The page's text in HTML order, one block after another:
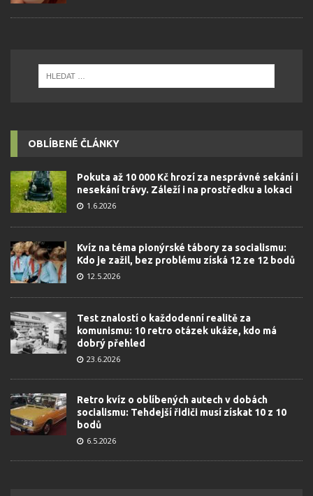
OBLÍBENÉ ČLÁNKY
Pokuta až 10 000 Kč hrozí za nesprávné sekání i
nesekání trávy. Záleží i na prostředku a lokaci
1.6.2026
Kvíz na téma pionýrské tábory za socialismu:
Kdo je zažil, bez problému získá 12 ze 12 bodů
12.5.2026
Test znalostí o každodenní realitě za
komunismu: 10 retro otázek ukáže, kdo má
dobrý přehled
23.6.2026
Retro kvíz o oblíbených autech v dobách
socialismu: Tehdejší řidiči musí získat 10 z 10
bodů
6.5.2026